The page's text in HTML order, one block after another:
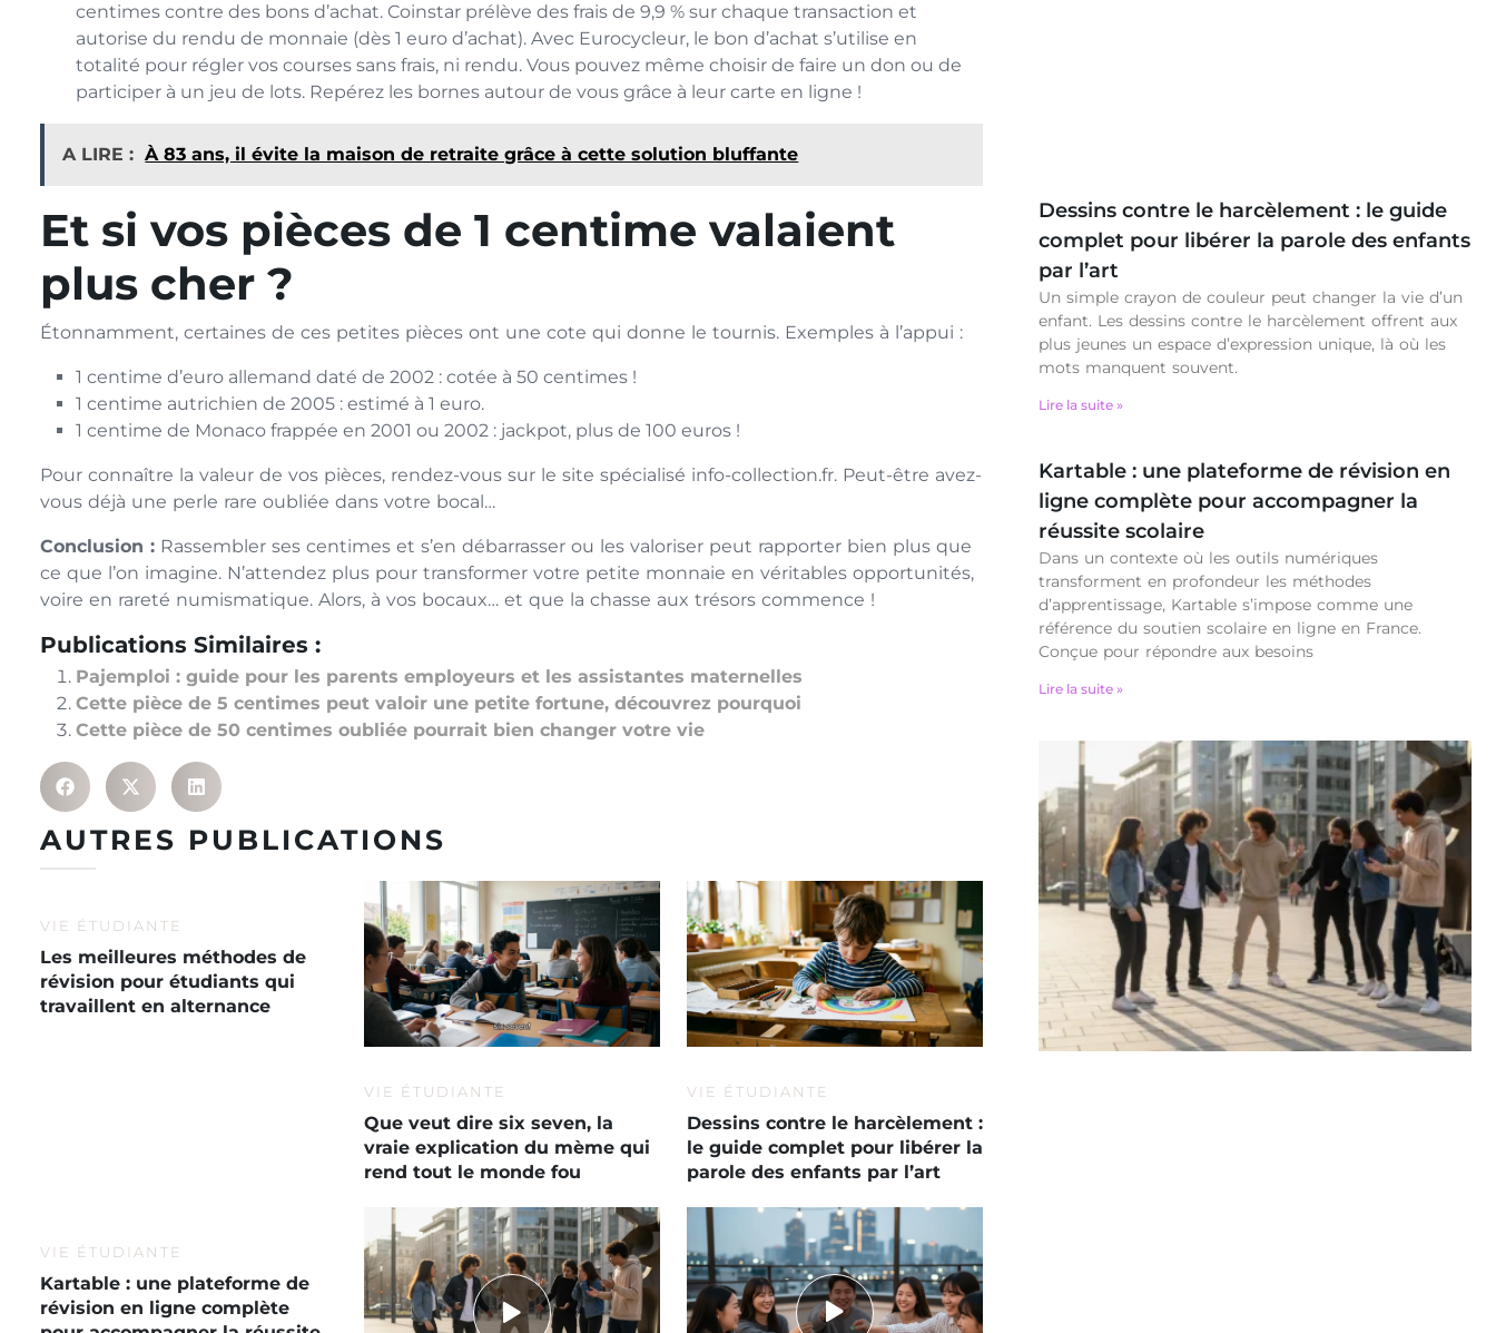
Dessins contre le harcèlement : le guide
complet pour libérer la parole des enfants
par l’art
Un simple crayon de couleur peut changer la vie d’un
enfant. Les dessins contre le harcèlement offrent aux
plus jeunes un espace d’expression unique, là où les
mots manquent souvent.
Lire la suite »
Kartable : une plateforme de révision en
ligne complète pour accompagner la
réussite scolaire
Dans un contexte où les outils numériques
transforment en profondeur les méthodes
d’apprentissage, Kartable s’impose comme une
référence du soutien scolaire en ligne en France.
Conçue pour répondre aux besoins
Lire la suite »
centimes contre des bons d’achat. Coinstar prélève des frais de 9,9 % sur chaque transaction et
autorise du rendu de monnaie (dès 1 euro d’achat). Avec Eurocycleur, le bon d’achat s’utilise en
totalité pour régler vos courses sans frais, ni rendu. Vous pouvez même choisir de faire un don ou de
participer à un jeu de lots. Repérez les bornes autour de vous grâce à leur carte en ligne !
A LIRE : À 83 ans, il évite la maison de retraite grâce à cette solution bluffante
Et si vos pièces de 1 centime valaient
plus cher ?
Étonnamment, certaines de ces petites pièces ont une cote qui donne le tournis. Exemples à l’appui :
1 centime d’euro allemand daté de 2002 : cotée à 50 centimes !
1 centime autrichien de 2005 : estimé à 1 euro.
1 centime de Monaco frappée en 2001 ou 2002 : jackpot, plus de 100 euros !
Pour connaître la valeur de vos pièces, rendez-vous sur le site spécialisé info-collection.fr. Peut-être avez-
vous déjà une perle rare oubliée dans votre bocal…
Conclusion : Rassembler ses centimes et s’en débarrasser ou les valoriser peut rapporter bien plus que
ce que l’on imagine. N’attendez plus pour transformer votre petite monnaie en véritables opportunités,
voire en rareté numismatique. Alors, à vos bocaux… et que la chasse aux trésors commence !
Publications Similaires :
Pajemploi : guide pour les parents employeurs et les assistantes maternelles
Cette pièce de 5 centimes peut valoir une petite fortune, découvrez pourquoi
Cette pièce de 50 centimes oubliée pourrait bien changer votre vie
AUTRES PUBLICATIONS
VIE ÉTUDIANTE
Les meilleures méthodes de
révision pour étudiants qui
travaillent en alternance
VIE ÉTUDIANTE
Que veut dire six seven, la
vraie explication du mème qui
rend tout le monde fou
VIE ÉTUDIANTE
Dessins contre le harcèlement :
le guide complet pour libérer la
parole des enfants par l’art
VIE ÉTUDIANTE
Kartable : une plateforme de
révision en ligne complète